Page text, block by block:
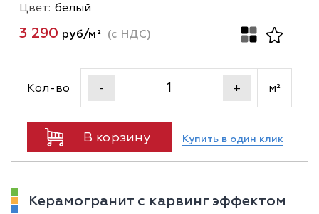
Цвет: белый
3 290 руб/м² (с НДС)
Кол-во - + м²
В корзину Купить в один клик
Керамогранит с карвинг эффектом